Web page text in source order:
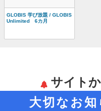
GLOBIS 学び放題 / GLOBIS
Unlimited 6カ月
サイト
大切なお